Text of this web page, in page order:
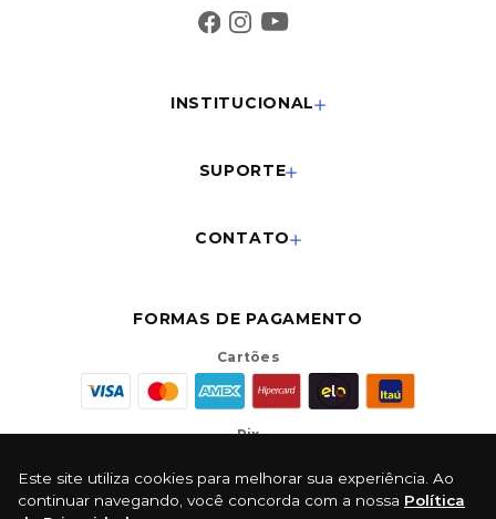
Este site utiliza cookies para melhorar sua experiência. Ao
continuar navegando, você concorda com a nossa Política
INSTITUCIONAL
SUPORTE
CONTATO
FORMAS DE PAGAMENTO
Cartões
Pix
Boleto